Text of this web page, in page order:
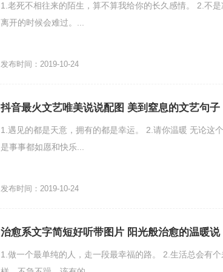
1.老死不相往来的陌生，算不算我给你的长久感情。 2.不
离开的时候会难过。...
发布时间：2019-10-24
抖音最火文艺唯美说说配图 美到窒息的文艺句子
1.遇见的都是天意，拥有的都是幸运。 2.请你温暖 无论这
是事事都如愿和快乐...
发布时间：2019-10-24
治愈系文字简短好听带图片 阳光般治愈的温暖说
1.做一个最单纯的人，走一段最幸福的路。 2.生活总会有